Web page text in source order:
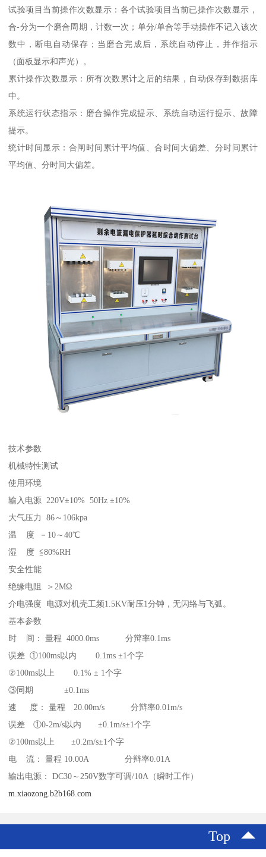
试验项目当前操作次数显示：各个试验项目当前已操作次数显示，
合-分为一个磨合周期，计数一次；单分/单合等手动操作不记入该次
数中，断电自动保存；当磨合完成后，系统自动停止，并作指示
（面板显示和声光）。
累计操作次数显示：所有次数累计之后的结果，自动保存到数据库
中。
系统运行状态指示：磨合操作完成提示、系统自动运行提示、故障
提示。
统计时间显示：合闸时间累计平均值、合时间大偏差、分时间累计
平均值、分时间大偏差。
技术参数
机械特性测试
使用环境
输入电源 220V±10% 50Hz ±10%
大气压力 86～106kpa
温 度 －10～40℃
湿 度 ≦80%RH
安全性能
绝缘电阻 ＞2MΩ
介电强度 电源对机壳工频1.5KV耐压1分钟，无闪络与飞弧。
基本参数
时 间： 量程 4000.0ms 分辩率0.1ms
误差 ①100ms以内 0.1ms ±1个字
②100ms以上 0.1% ± 1个字
③同期 ±0.1ms
速 度： 量程 20.00m/s 分辩率0.01m/s
误差 ①0-2m/s以内 ±0.1m/s±1个字
②100ms以上 ±0.2m/s±1个字
电 流： 量程 10.00A 分辩率0.01A
输出电源： DC30～250V数字可调/10A（瞬时工作）
m.xiaozong.b2b168.com
Top